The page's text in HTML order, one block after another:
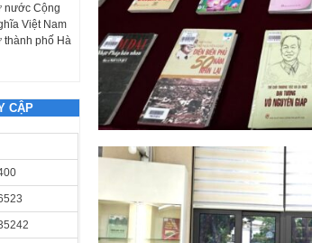
nước Cộng
Việt Nam
thành phố Hà
CẬP